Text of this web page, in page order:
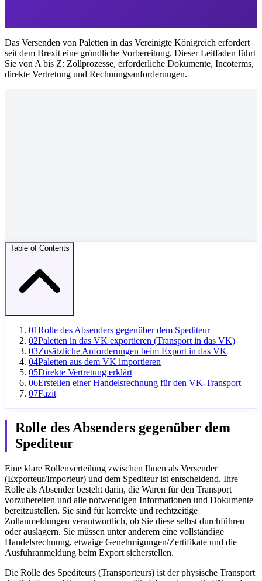
Das Versenden von Paletten in das Vereinigte Königreich erfordert
seit dem Brexit eine gründliche Vorbereitung. Dieser Leitfaden führt
Sie von A bis Z: Zollprozesse, erforderliche Dokumente, Incoterms,
direkte Vertretung und Rechnungsanforderungen.
Table of Contents
01Rolle des Absenders gegenüber dem Spediteur
02Paletten in das VK exportieren (Transport in das VK)
03Zusätzliche Anforderungen beim Export in das VK
04Paletten aus dem VK importieren
05Direkte Vertretung erklärt
06Erstellen einer Handelsrechnung für den VK-Transport
07Fazit
Rolle des Absenders gegenüber dem
Spediteur
Eine klare Rollenverteilung zwischen Ihnen als Versender
(Exporteur/Importeur) und dem Spediteur ist entscheidend. Ihre
Rolle als Absender besteht darin, die Waren für den Transport
vorzubereiten und alle notwendigen Informationen und Dokumente
bereitzustellen. Sie sind für korrekte und rechtzeitige
Zollanmeldungen verantwortlich, ob Sie diese selbst durchführen
oder auslagern. Sie müssen unter anderem eine vollständige
Handelsrechnung, etwaige Genehmigungen/Zertifikate und die
Ausfuhranmeldung beim Export sicherstellen.
Die Rolle des Spediteurs (Transporteurs) ist der physische Transport